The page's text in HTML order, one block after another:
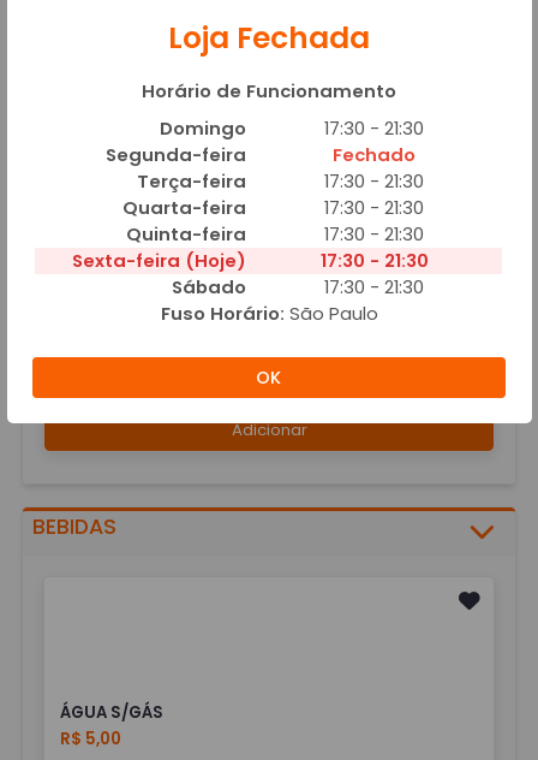
PORÇÕES
BATATA FRITA PALITO
Adicionar
BEBIDAS
ÁGUA S/GÁS
R$ 5,00
Loja Fechada
Horário de Funcionamento
Domingo
17:30 - 21:30
Segunda-feira
Fechado
Terça-feira
17:30 - 21:30
Quarta-feira
17:30 - 21:30
Quinta-feira
17:30 - 21:30
Sexta-feira (Hoje)
17:30 - 21:30
Sábado
17:30 - 21:30
Fuso Horário: São Paulo
OK